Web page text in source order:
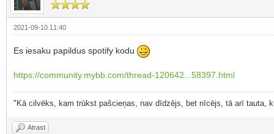
2021-09-10 11:40
Es iesaku papildus spotify kodu
https://community.mybb.com/thread-120642...58397.html
"Kā cilvēks, kam trūkst pašcieņas, nav dīdzējs, bet nīcējs, tā arī tauta,
Atrast